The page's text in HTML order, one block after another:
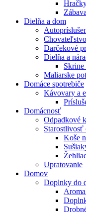
Dielňa a dom
Chovateľstvo
Darčekové
Dielňa a
Skrine
Maliarske
Domáce spotrebiče
Kávovary a
Domácnosť
Odpadkové
Starostlivosť
Koše
Upratovanie
Domov
Doplnky do